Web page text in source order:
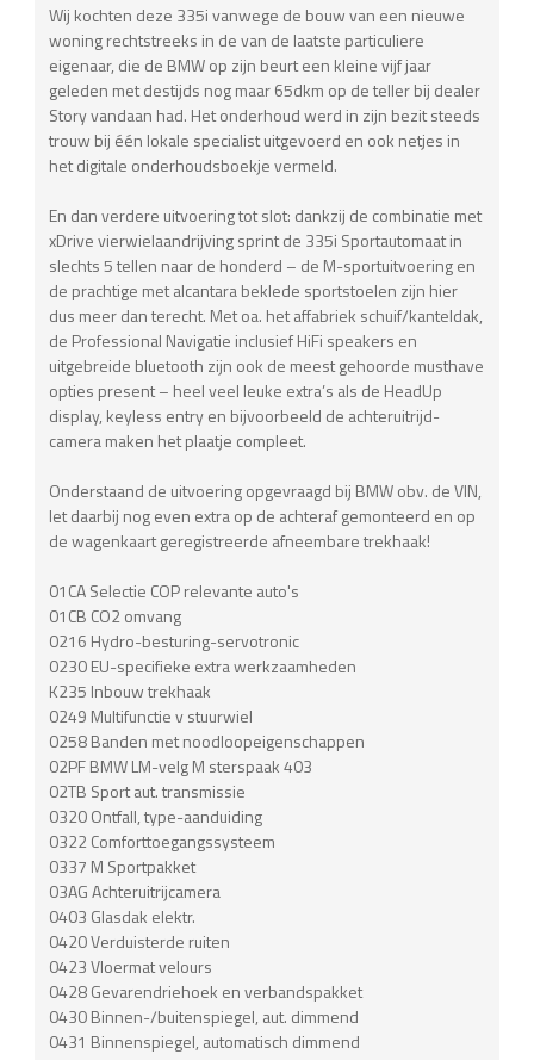
Wij kochten deze 335i vanwege de bouw van een nieuwe
woning rechtstreeks in de van de laatste particuliere
eigenaar, die de BMW op zijn beurt een kleine vijf jaar
geleden met destijds nog maar 65dkm op de teller bij dealer
Story vandaan had. Het onderhoud werd in zijn bezit steeds
trouw bij één lokale specialist uitgevoerd en ook netjes in
het digitale onderhoudsboekje vermeld.
En dan verdere uitvoering tot slot: dankzij de combinatie met
xDrive vierwielaandrijving sprint de 335i Sportautomaat in
slechts 5 tellen naar de honderd – de M-sportuitvoering en
de prachtige met alcantara beklede sportstoelen zijn hier
dus meer dan terecht. Met oa. het affabriek schuif/kanteldak,
de Professional Navigatie inclusief HiFi speakers en
uitgebreide bluetooth zijn ook de meest gehoorde musthave
opties present – heel veel leuke extra’s als de HeadUp
display, keyless entry en bijvoorbeeld de achteruitrijd-
camera maken het plaatje compleet.
Onderstaand de uitvoering opgevraagd bij BMW obv. de VIN,
let daarbij nog even extra op de achteraf gemonteerd en op
de wagenkaart geregistreerde afneembare trekhaak!
01CA Selectie COP relevante auto's
01CB CO2 omvang
0216 Hydro-besturing-servotronic
0230 EU-specifieke extra werkzaamheden
K235 Inbouw trekhaak
0249 Multifunctie v stuurwiel
0258 Banden met noodloopeigenschappen
02PF BMW LM-velg M sterspaak 403
02TB Sport aut. transmissie
0320 Ontfall, type-aanduiding
0322 Comforttoegangssysteem
0337 M Sportpakket
03AG Achteruitrijcamera
0403 Glasdak elektr.
0420 Verduisterde ruiten
0423 Vloermat velours
0428 Gevarendriehoek en verbandspakket
0430 Binnen-/buitenspiegel, aut. dimmend
0431 Binnenspiegel, automatisch dimmend